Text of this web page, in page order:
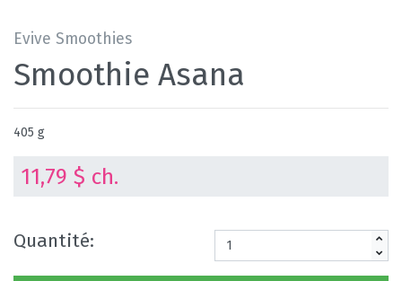
Evive Smoothies
Smoothie Asana
405 g
11,79 $ ch.
Quantité: